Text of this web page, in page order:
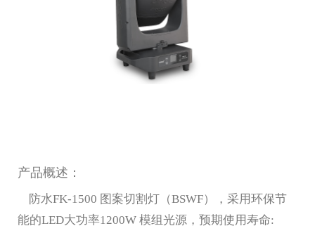
产品概述：
防水FK-1500 图案切割灯（BSWF），采用环保节
能的LED大功率1200W 模组光源，预期使用寿命: